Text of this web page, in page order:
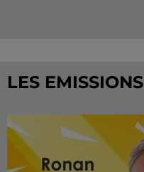
LES EMISSIONS